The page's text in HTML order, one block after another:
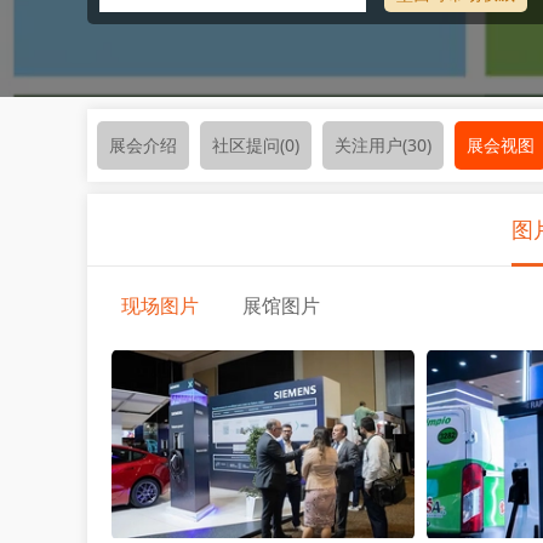
展会介绍 社区提问(0) 关注用户(30) 展会视图
图
现场图片 展馆图片